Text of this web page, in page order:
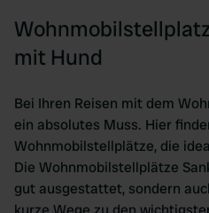
mit Hund
Bei Ihren Reisen mit dem
ein absolutes Muss. Hier
Wohnmobilstellplätze, die
Die Wohnmobilstellplätze
gut ausgestattet, sondern